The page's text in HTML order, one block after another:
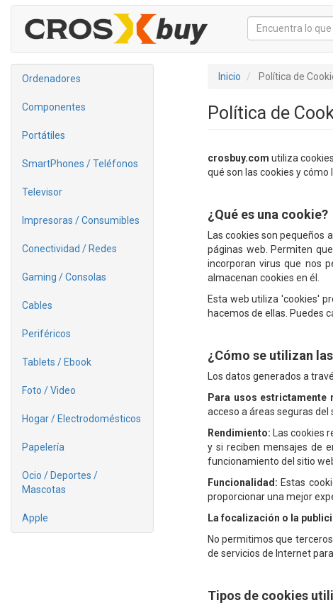
Ordenadores
Componentes
Portátiles
SmartPhones / Teléfonos
Televisor
Impresoras / Consumibles
Conectividad / Redes
Gaming / Consolas
Cables
Periféricos
Tablets / Ebook
Foto / Video
Hogar / Electrodomésticos
Papelería
Ocio / Deportes /
Mascotas
Apple
Inicio Política de
Política de
crosbuy.com utiliza
qué son las cookies y
¿Qué es una cookie?
Las cookies son
páginas web. Permiten
incorporan virus que nos
almacenan cookies en él.
Esta web utiliza 'cookies'
hacemos de ellas. Puedes
¿Cómo se utilizan
Los datos generados a
Para usos estrictamente
acceso a áreas seguras del
Rendimiento: Las cookies
y si reciben mensajes de
funcionamiento del sitio
Funcionalidad: Estas
proporcionar una mejor
La focalización o la
No permitimos que
de servicios de Internet
Tipos de cookies